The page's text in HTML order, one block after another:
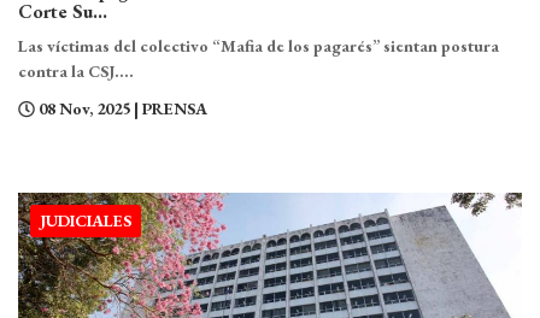
Corte Su...
Las víctimas del colectivo “Mafia de los pagarés” sientan postura
contra la CSJ....
08 Nov, 2025 | PRENSA
JUDICIALES